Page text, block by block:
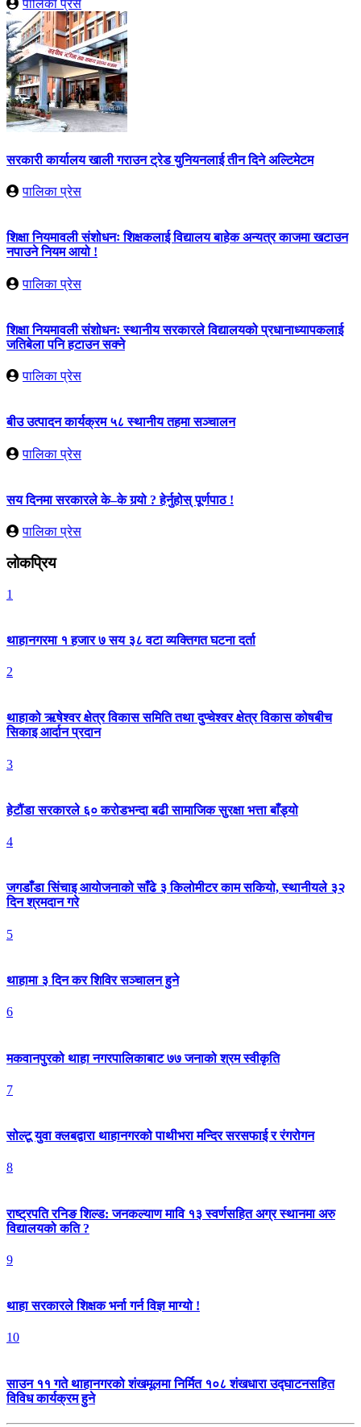
पालिका प्रेस
सरकारी कार्यालय खाली गराउन ट्रेड युनियनलाई तीन दिने अल्टिमेटम
पालिका प्रेस
शिक्षा नियमावली संशोधनः शिक्षकलाई विद्यालय बाहेक अन्यत्र काजमा खटाउन
नपाउने नियम आयो !
पालिका प्रेस
शिक्षा नियमावली संशोधनः स्थानीय सरकारले विद्यालयको प्रधानाध्यापकलाई
जतिबेला पनि हटाउन सक्ने
पालिका प्रेस
बीउ उत्पादन कार्यक्रम ५८ स्थानीय तहमा सञ्चालन
पालिका प्रेस
सय दिनमा सरकारले के–के गर्‍यो ? हेर्नुहोस् पूर्णपाठ !
पालिका प्रेस
लोकप्रिय
1
थाहानगरमा १ हजार ७ सय ३८ वटा व्यक्तिगत घटना दर्ता
2
थाहाको ऋषेश्वर क्षेत्र विकास समिति तथा दुप्चेश्वर क्षेत्र विकास कोषबीच
सिकाइ आर्दान प्रदान
3
हेटौंडा सरकारले ६० करोडभन्दा बढी सामाजिक सुरक्षा भत्ता बाँड्यो
4
जगडाँडा सिंचाइ आयोजनाको साँढे ३ किलोमीटर काम सकियो, स्थानीयले ३२
दिन श्रमदान गरे
5
थाहामा ३ दिन कर शिविर सञ्चालन हुने
6
मकवानपुरको थाहा नगरपालिकाबाट ७७ जनाको श्रम स्वीकृति
7
सोल्टू युवा क्लबद्वारा थाहानगरको पाथीभरा मन्दिर सरसफाई र रंगरोगन
8
राष्ट्रपति रनिङ शिल्ड: जनकल्याण मावि १३ स्वर्णसहित अग्र स्थानमा अरु
विद्यालयको कति ?
9
थाहा सरकारले शिक्षक भर्ना गर्न विज्ञ माग्यो !
10
साउन ११ गते थाहानगरको शंखमूलमा निर्मित १०८ शंखधारा उद्घाटनसहित
विविध कार्यक्रम हुने